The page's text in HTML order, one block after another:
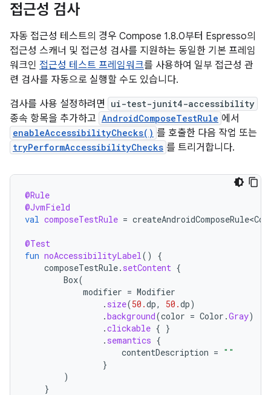
접근성 검사
자동 접근성 테스트의 경우 Compose 1.8.0부터 Espresso의
접근성 스캐너 및 접근성 검사를 지원하는 동일한 기본 프레임
워크인 접근성 테스트 프레임워크를 사용하여 일부 접근성 관
련 검사를 자동으로 실행할 수도 있습니다.
검사를 사용 설정하려면
ui-test-junit4-accessibility
종속 항목을 추가하고 AndroidComposeTestRule 에서
enableAccessibilityChecks() 를 호출한 다음 작업 또는
tryPerformAccessibilityChecks 를 트리거합니다.
@Rule
@JvmField
val composeTestRule =
@Test
fun noAccessibilityLabel()
{
composeTestRule. setContent {
Box(
modifier = Modifier
. size(50.dp, 50.dp)
.background(color = Color .Gray)
.clickable { }
. semantics {
contentDescription = ""
}
)
}